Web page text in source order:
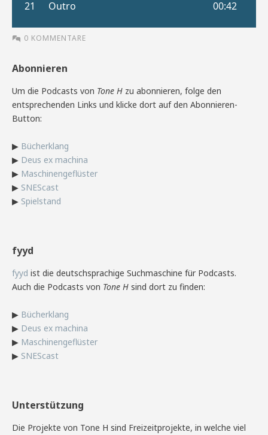
0 KOMMENTARE
Abonnieren
Um die Podcasts von Tone H zu abonnieren, folge den
entsprechenden Links und klicke dort auf den Abonnieren-
Button:
▶ Bücherklang
▶ Deus ex machina
▶ Maschinengeflüster
▶ SNEScast
▶ Spielstand
fyyd
fyyd ist die deutschsprachige Suchmaschine für Podcasts.
Auch die Podcasts von Tone H sind dort zu finden:
▶ Bücherklang
▶ Deus ex machina
▶ Maschinengeflüster
▶ SNEScast
Unterstützung
Die Projekte von Tone H sind Freizeitprojekte, in welche viel